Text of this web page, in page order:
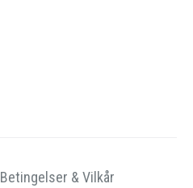
Betingelser & Vilkår